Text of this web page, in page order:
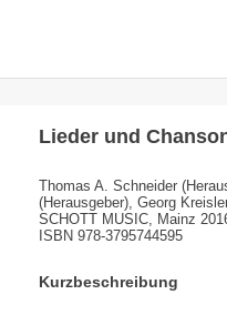
Lieder und
Thomas A. Schneider
(Herausgeber), Georg
SCHOTT MUSIC, Mainz
ISBN 978-3795744595
Kurzbeschreibung